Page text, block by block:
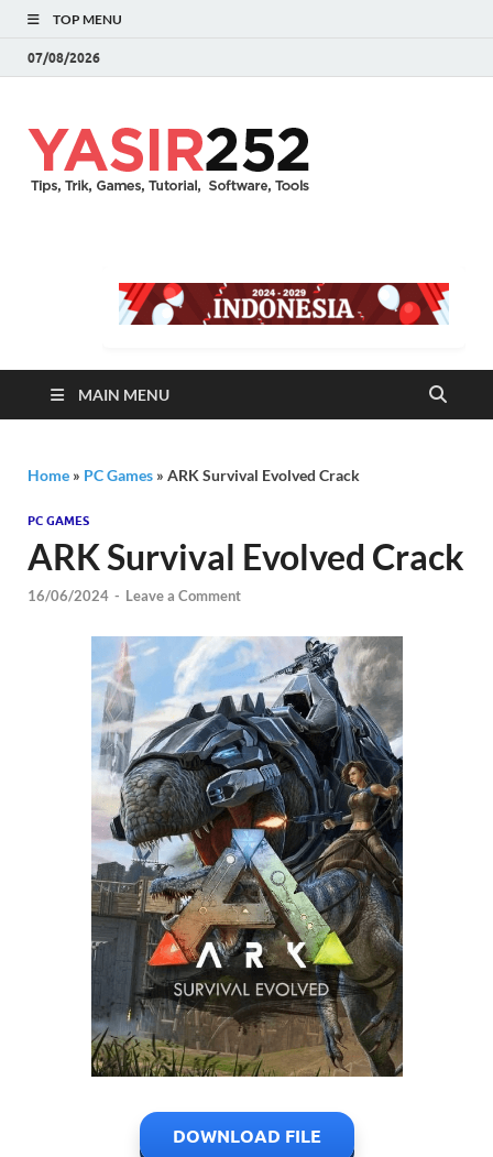
TOP MENU
07/08/2026
MAIN MENU
Home » PC Games » ARK Survival Evolved Crack
PC GAMES
ARK Survival Evolved Crack
16/06/2024 - Leave a Comment
DOWNLOAD FILE